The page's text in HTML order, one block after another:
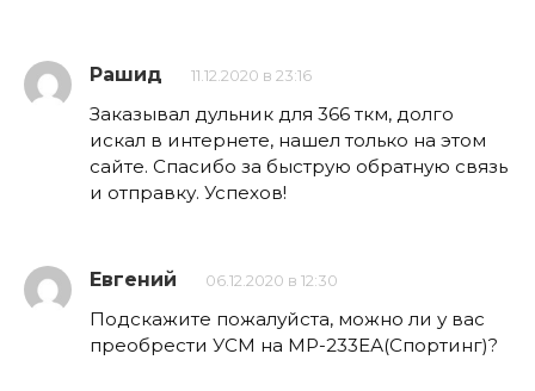
Рашид 11.12.2020 в 23:16
Заказывал дульник для 366 ткм, долго
искал в интернете, нашел только на этом
сайте. Спасибо за быструю обратную связь
и отправку. Успехов!
Евгений 06.12.2020 в 12:30
Подскажите пожалуйста, можно ли у вас
преобрести УСМ на МР-233ЕА(Спортинг)?